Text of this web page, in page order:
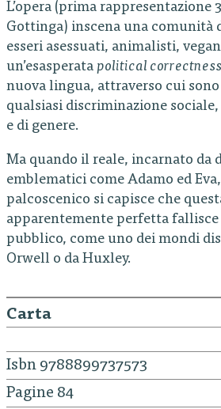
L’opera (prima rappresentazione
Gottinga) inscena una comunità
esseri asessuati, animalisti,
un’esasperata political correctness
nuova lingua, attraverso cui
qualsiasi discriminazione
e di genere.
Ma quando il reale, incarnato da
emblematici come Adamo ed
palcoscenico si capisce che
apparentemente perfetta fallisce
pubblico, come uno dei mondi
Orwell o da Huxley.
Carta
Isbn 9788899737573
Pagine 84